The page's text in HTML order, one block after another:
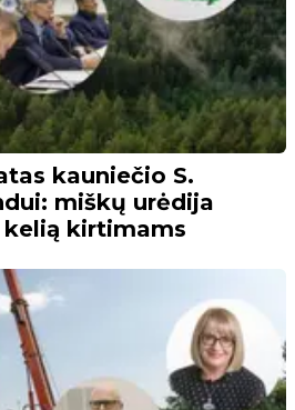
kauniečio S.
miškų urėdija
kirtimams